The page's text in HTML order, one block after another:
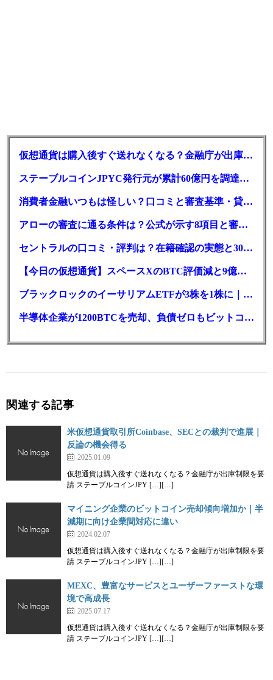
仮想通貨は購入後すぐ送れなくなる？金融庁が出庫制限を要請
ステーブルコインJPYC発行元が累計60億円を調達、物流大手も出資参画
消費者金融いつもは怪しい？口コミと審査基準・貸付条件を調査
アローの審査に通る条件は？公式が示す8項目と審査時間
セントラルの口コミ・評判は？在籍確認の実態と30日金利0円の落とし穴
【今日の仮想通貨】スペースXのBTC評価減と9億株の解禁。208億円相当のBTCが盗難
ブラックロックのイーサリアムETFが3株を1株に｜年初来37%安
半導体企業が1200BTCを売却、負債ゼロもビットコイン戦略は後退
関連する記事
米仮想通貨取引所Coinbase、SECとの裁判で進展｜
反論の機会得る
2025.01.09
仮想通貨は購入後すぐ送れなくなる？金融庁が出庫制限を要
請 ステーブルコインJPY […][…]
マイニング企業のビットコイン売却傾向増加か｜半
減期に向け企業間対応に違い
2024.02.07
仮想通貨は購入後すぐ送れなくなる？金融庁が出庫制限を要
請 ステーブルコインJPY […][…]
MEXC、豊富なサービスとユーザーファーストな環
境で高成長
2025.07.17
仮想通貨は購入後すぐ送れなくなる？金融庁が出庫制限を要
請 ステーブルコインJPY […][…]